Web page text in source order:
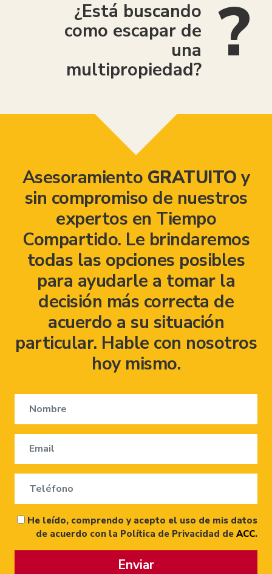
¿Está buscando
como escapar de
una
multipropiedad?
Asesoramiento GRATUITO y
sin compromiso de nuestros
expertos en Tiempo
Compartido. Le brindaremos
todas las opciones posibles
para ayudarle a tomar la
decisión más correcta de
acuerdo a su situación
particular. Hable con nosotros
hoy mismo.
He leído, comprendo y acepto el uso de mis datos
de acuerdo con la Política de Privacidad de ACC.
Enviar